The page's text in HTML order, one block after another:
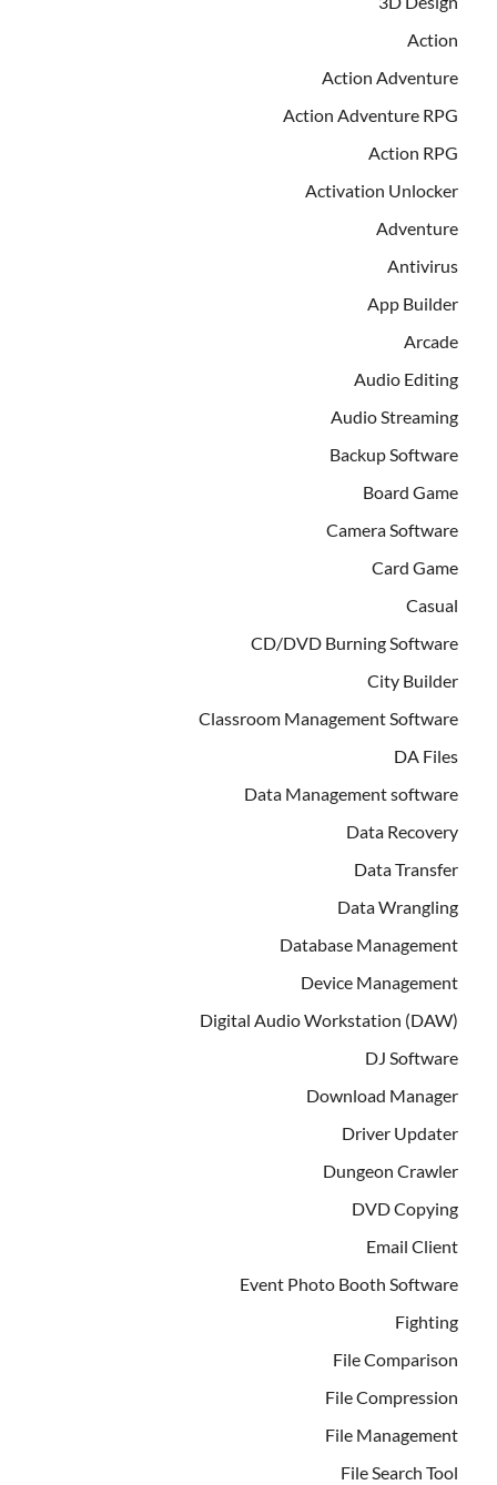
Action
Action Adventure
Action Adventure RPG
Action RPG
Activation Unlocker
Adventure
Antivirus
App Builder
Arcade
Audio Editing
Audio Streaming
Backup Software
Board Game
Camera Software
Card Game
Casual
CD/DVD Burning Software
City Builder
Classroom Management Software
DA Files
Data Management software
Data Recovery
Data Transfer
Data Wrangling
Database Management
Device Management
Digital Audio Workstation (DAW)
DJ Software
Download Manager
Driver Updater
Dungeon Crawler
DVD Copying
Email Client
Event Photo Booth Software
Fighting
File Comparison
File Compression
File Management
File Search Tool